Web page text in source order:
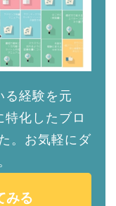
る経験を元
特化したブロ
。お気軽にダ
みる